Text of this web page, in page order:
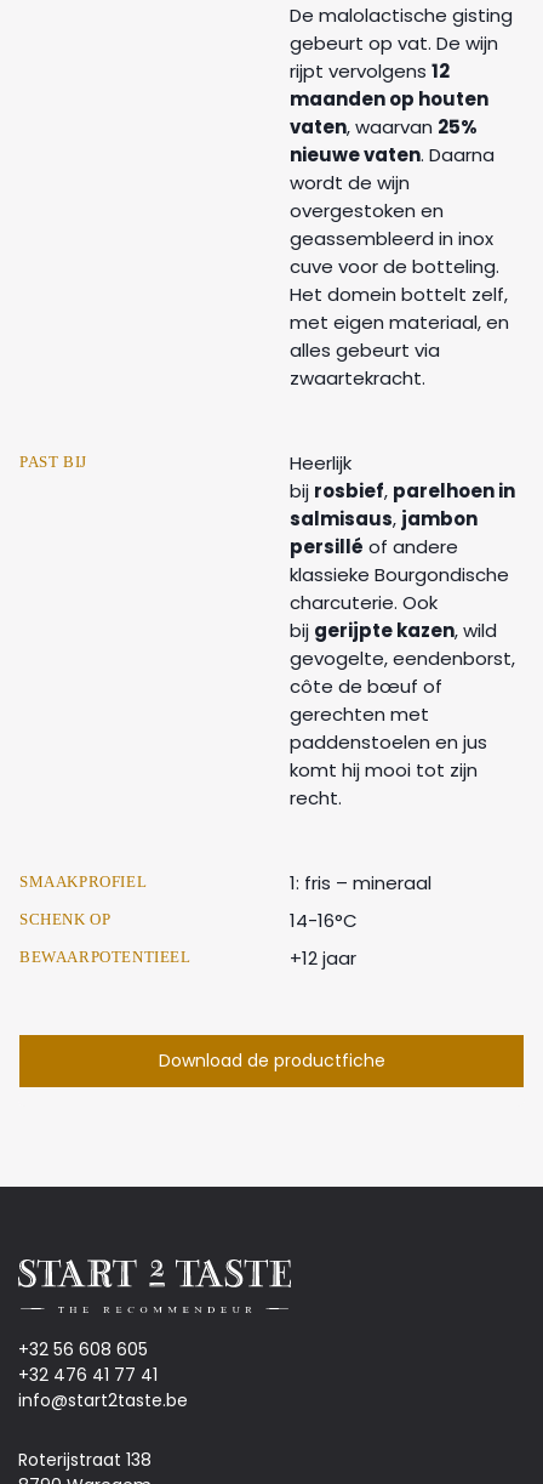
De malolactische gisting
gebeurt op vat. De wijn
rijpt vervolgens 12
maanden op houten
vaten, waarvan 25%
nieuwe vaten. Daarna
wordt de wijn
overgestoken en
geassembleerd in inox
cuve voor de botteling.
Het domein bottelt zelf,
met eigen materiaal, en
alles gebeurt via
zwaartekracht.
PAST BIJ
Heerlijk
bij rosbief, parelhoen in
salmisaus, jambon
persillé of andere
klassieke Bourgondische
charcuterie. Ook
bij gerijpte kazen, wild
gevogelte, eendenborst,
côte de bœuf of
gerechten met
paddenstoelen en jus
komt hij mooi tot zijn
recht.
SMAAKPROFIEL 1: fris – mineraal
SCHENK OP 14-16°C
BEWAARPOTENTIEEL +12 jaar
Download de productfiche
+32 56 608 605
+32 476 41 77 41
info@start2taste.be
Roterijstraat 138